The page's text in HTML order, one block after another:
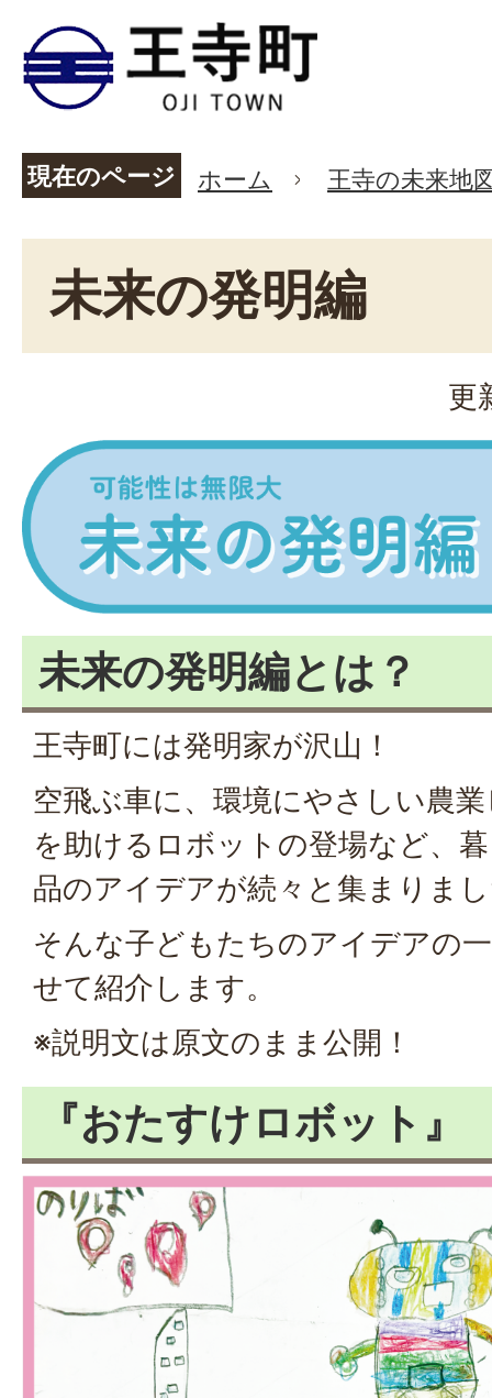
現在のページ ホーム 王寺の未来地
未来の発明編
更
未来の発明編とは？
王寺町には発明家が沢山！
空飛ぶ車に、環境にやさしい農
を助けるロボットの登場など、
品のアイデアが続々と集まりま
そんな子どもたちのアイデアの
せて紹介します。
※説明文は原文のまま公開！
『おたすけロボット』